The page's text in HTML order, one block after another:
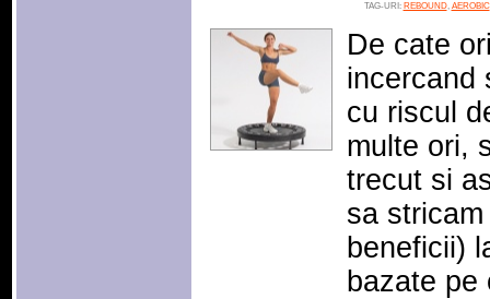
TAG-URI: REBOUND, AEROBIC
De cate
incercand
cu riscul
multe ori,
trecut si
sa
beneficii)
bazate